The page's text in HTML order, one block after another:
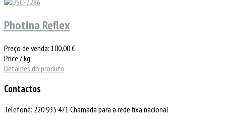
Photina Reflex
Preço de venda: 100,00 €
Price / kg:
Detalhes do produto
Contactos
Telefone: 220 935 471 Chamada para a rede fixa nacional